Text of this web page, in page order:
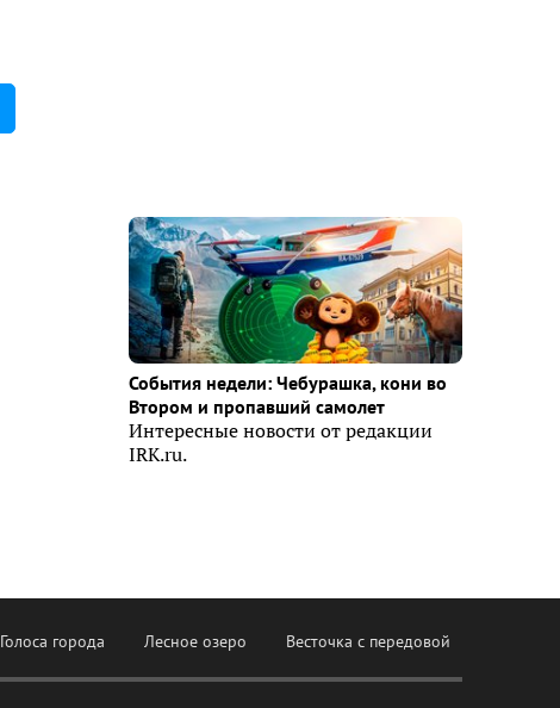
События недели: Чебурашка, кони во
Втором и пропавший самолет
Интересные новости от редакции
IRK.ru.
Голоса города Лесное озеро Весточка с передовой